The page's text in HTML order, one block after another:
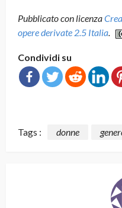
Pubblicato con licenza
opere derivate 2.5 Italia.
Condividi su
Tags : donne